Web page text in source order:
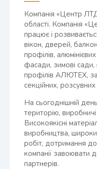
Компанія «Центр
області. Компанія
працює і
вікон, дверей,
профілів,
фасади, зимові сади,
профілів АЛЮТЕХ,
секційних, розсувних
На сьогоднішній
територію,
Високоякісні
виробництва,
робіт, дотримання
компанії завоювати
партнерів.